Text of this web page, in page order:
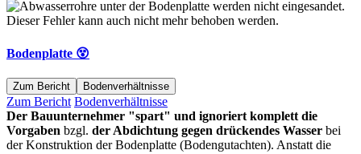
Bodenplatte 😵
Zum Bericht Bodenverhältnisse
Zum Bericht Bodenverhältnisse
Der Bauunternehmer "spart" und ignoriert komplett die
Vorgaben bzgl. der Abdichtung gegen drückendes Wasser bei
der Konstruktion der Bodenplatte (Bodengutachten). Anstatt die